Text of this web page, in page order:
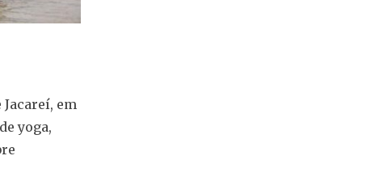
Jacareí, em
yoga,